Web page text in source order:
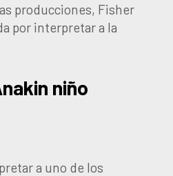
producciones, Fisher
por interpretar a la
niño
a uno de los